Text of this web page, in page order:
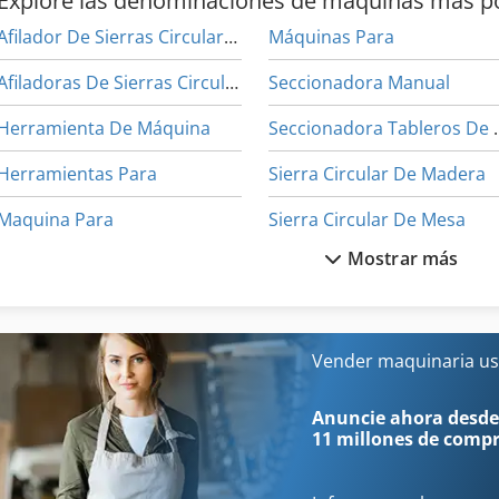
Afilador De Sierras Circulares
Afiladoras De Sierras Circulares
De Máquina
Para
Para
De Tallado
De Trabajo Pesado
Máquinas Para
Seccionadora Manual
Sierra Circular De Madera
Sierra Circular De Mesa
Sierras De Cinta
Mostrar más
Vender maquinaria
Anuncie ahora desde
11 millones de